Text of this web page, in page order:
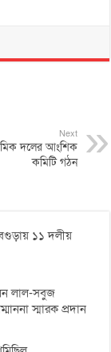
Next
দলের আংশিক
কমিটি গঠন
বগুড়ায় ১১ দলীয়
লাল-সবুজ
স্মারক প্রদান